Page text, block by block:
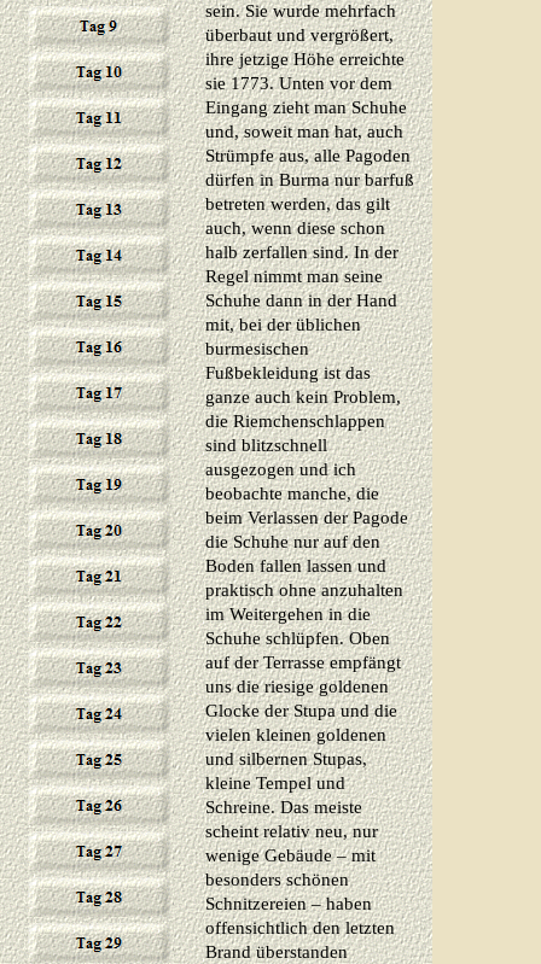
sein. Sie wurde mehrfach
überbaut und vergrößert,
ihre jetzige Höhe erreichte
sie 1773. Unten vor dem
Eingang zieht man Schuhe
und, soweit man hat, auch
Strümpfe aus, alle Pagoden
dürfen in Burma nur barfuß
betreten werden, das gilt
auch, wenn diese schon
halb zerfallen sind. In der
Regel nimmt man seine
Schuhe dann in der Hand
mit, bei der üblichen
burmesischen
Fußbekleidung ist das
ganze auch kein Problem,
die Riemchenschlappen
sind blitzschnell
ausgezogen und ich
beobachte manche, die
beim Verlassen der Pagode
die Schuhe nur auf den
Boden fallen lassen und
praktisch ohne anzuhalten
im Weitergehen in die
Schuhe schlüpfen. Oben
auf der Terrasse empfängt
uns die riesige goldenen
Glocke der Stupa und die
vielen kleinen goldenen
und silbernen Stupas,
kleine Tempel und
Schreine. Das meiste
scheint relativ neu, nur
wenige Gebäude – mit
besonders schönen
Schnitzereien – haben
offensichtlich den letzten
Brand überstanden